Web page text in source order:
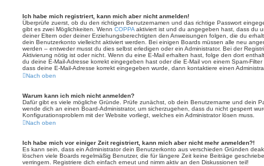
Ich habe mich registriert, kann mich aber nicht anmelden!
Überprüfe zuerst, ob du den richtigen Benutzernamen und das richtige Passwort
gibt es zwei Möglichkeiten. Wenn COPPA aktiviert ist und du angegeben hast, dass du
deiner Eltern oder deiner Erziehungsberechtigten den Anweisungen folgen, die du
dein Benutzerkonto vielleicht aktiviert werden. Bei einigen Boards müssen alle neu
werden – entweder musst du dies selbst erledigen oder ein Administrator. Bei der
Aktivierung nötig ist oder nicht. Wenn du eine E-Mail erhalten hast, folge den dort
du deine E-Mail-Adresse korrekt eingegeben hast oder die E-Mail von einem Spam-
dass deine E-Mail-Adresse korrekt eingegeben wurde, dann kontaktiere einen
Nach oben
Warum kann ich mich nicht anmelden?
Dafür gibt es viele mögliche Gründe. Prüfe zunächst, ob dein Benutzername und dein
wende dich an einen Board-Administrator, um sicherzugehen, dass du nicht gesperrt
Konfigurationsproblem mit der Website vorliegt, welches ein Administrator lösen muss.
Nach oben
Ich habe mich vor einiger Zeit registriert, kann mich aber nicht mehr anmelden?!
Es kann sein, dass ein Administrator dein Benutzerkonto aus verschieden Gründen
löschen viele Boards regelmäßig Benutzer, die für längere Zeit keine Beiträge
verringern. Registriere dich einfach erneut und nimm aktiv an den Diskussionen teil!